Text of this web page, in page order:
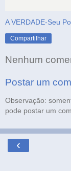
A VERDADE-Seu
Compartilhar
Nenhum
Postar um
Observação:
pode postar um
‹